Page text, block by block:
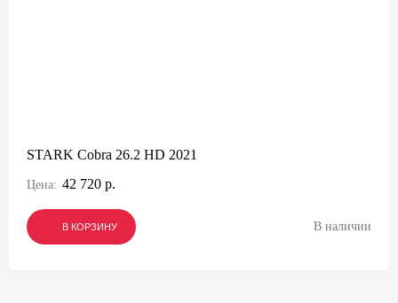
STARK Cobra 26.2 HD 2021
Цена: 42 720 р.
В КОРЗИНУ
В КОРЗИНУ
В КОРЗИНУ В наличии